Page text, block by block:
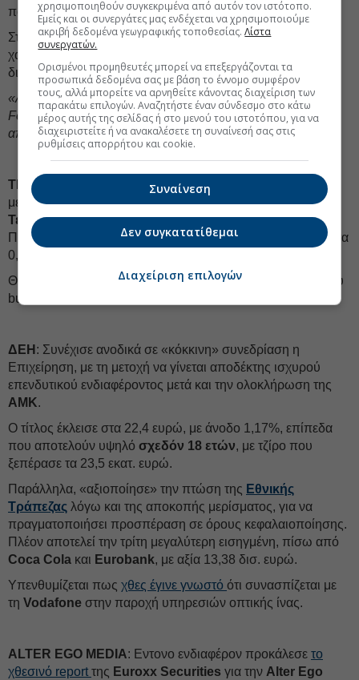
παρελθόν σε άλλες εταιρείες.
Στα παραπάνω προσέθεσε ότι πρέπει να έχει τα
χαρακτηριστικά μιας μετοχής
διάφορους λόγους και ευρεία διασπορά.
«Αυτά είναι τα χαρακτηριστικά που έκαναν την μετοχή της
Fourlis ελκυστική. Βέβαια και η ίδια η εταιρεία πρέπει να
αποδείξειότι θα πάει καλά», σημείωσε ο ίδιος.
ΤΕΧΝΙΚΗ ΟΛΥΜΠΙΑΚΗ
: Νέο πρόγραμμα αγοράς ιδίων
μετοχών, διετούς διάρκειας, εισηγείται στους μετόχους της
Τεχνικής Ολυμπιακήςτο Διοικητικό της Συμβούλιο.
Προτεινόμενη μέγιστη τιμή αγοράς τα 4 ευρώ και ελάχιστη τα
0,50 ευρώ.
Θα προηγηθεί απόφασηπρόωρης λήξης
του υφιστάμενου
buyback, το οποίο κανονικά εκπνέει στις 19 Δεκεμβρίου.
ΔEΗ : Συνέχισε ανοδικά σε «κόκκινη» συνεδρίαση η
Επιχείρηση, με τη μετοχή να γίνεται αποδέκτης ισχυρού
επενδυτικού ενδιαφέροντος μετά και την ολοκλήρωση της
ΑΜΚ.
Ο τίτλος έκλεισε στα 22,4 ευρώ, με άνοδο 1,17%, επίπεδα
που αποτελούν υψηλό σχεδόν 18 ετών, με τζίρο που
ξεπέρασε τα 23,5 εκατ. ευρώ.
Παράλληλα, «αξιοποίησε» την πτώση της Εθνικής
Τράπεζας λόγω και της αποκοπής μερίσματος, για να
πραγματοποιήσει προσπέραση σε όρους κεφαλαιοποίησης.
Πλέον αποτελεί την τρίτη μεγαλύτερη εισηγμένη, πίσω από
Coca Cola και Eurobank, με αξία 13,38 δισ. ευρώ.
Υπενθυμίζεται πως χθες έγινε γνωστό ότι συνασπίζεται με
τη Vodafone στην παροχή υπηρεσιών οπτικής ίνας.
ΑLTER EGO MEDIA: Εντονο ενδιαφέρον προκάλεσε το
χθεσινό report της Euroxx Securities για την Alter Ego
χρησιμοποιηθούν συγκεκριμένα από αυτόν τον ιστότοπο.
Εμείς και οι συνεργάτες μας ενδέχεται να χρησιμοποιούμε
ακριβή δεδομένα γεωγραφικής τοποθεσίας.Λίστα
συνεργατών.
Ορισμένοι προμηθευτές μπορεί να επεξεργάζονται τα
προσωπικά δεδομένα σας με βάση το έννομο συμφέρον
τους, αλλά μπορείτε να αρνηθείτε κάνοντας διαχείριση των
παρακάτω επιλογών. Αναζητήστε έναν σύνδεσμο στο κάτω
μέρος αυτής της σελίδας ή στο μενού του ιστοτόπου, για να
διαχειριστείτε ή να ανακαλέσετε τη συναίνεσή σας στις
ρυθμίσεις απορρήτου και cookie.
Συναίνεση
Δεν συγκατατίθεμαι
Διαχείριση επιλογών